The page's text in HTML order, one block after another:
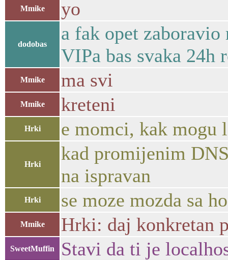
Mmike yo
dodobas
a fak opet
VIPa bas svaka 24h
Mmike ma svi
Mmike kreteni
Hrki e momci, kak
Hrki
kad promijenim
na ispravan
Hrki se moze mozda sa
Mmike Hrki: daj konkretan
SweetMuffin Stavi da ti je